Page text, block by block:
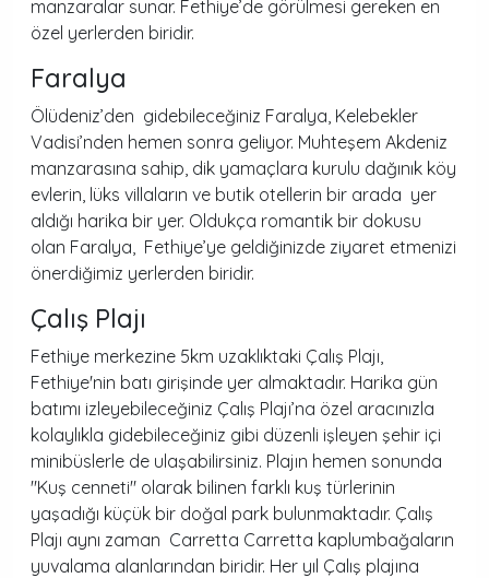
manzaralar sunar. Fethiye’de görülmesi gereken en
özel yerlerden biridir.
Faralya
Ölüdeniz’den gidebileceğiniz Faralya, Kelebekler
Vadisi’nden hemen sonra geliyor. Muhteşem Akdeniz
manzarasına sahip, dik yamaçlara kurulu dağınık köy
evlerin, lüks villaların ve butik otellerin bir arada yer
aldığı harika bir yer. Oldukça romantik bir dokusu
olan Faralya, Fethiye’ye geldiğinizde ziyaret etmenizi
önerdiğimiz yerlerden biridir.
Çalış Plajı
Fethiye merkezine 5km uzaklıktaki Çalış Plajı,
Fethiye'nin batı girişinde yer almaktadır. Harika gün
batımı izleyebileceğiniz Çalış Plajı’na özel aracınızla
kolaylıkla gidebileceğiniz gibi düzenli işleyen şehir içi
minibüslerle de ulaşabilirsiniz. Plajın hemen sonunda
"Kuş cenneti" olarak bilinen farklı kuş türlerinin
yaşadığı küçük bir doğal park bulunmaktadır. Çalış
Plajı aynı zaman Carretta Carretta kaplumbağaların
yuvalama alanlarından biridir. Her yıl Çalış plajına